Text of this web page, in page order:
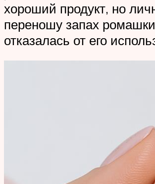
хороший продукт, но
переношу запах
отказалась от его